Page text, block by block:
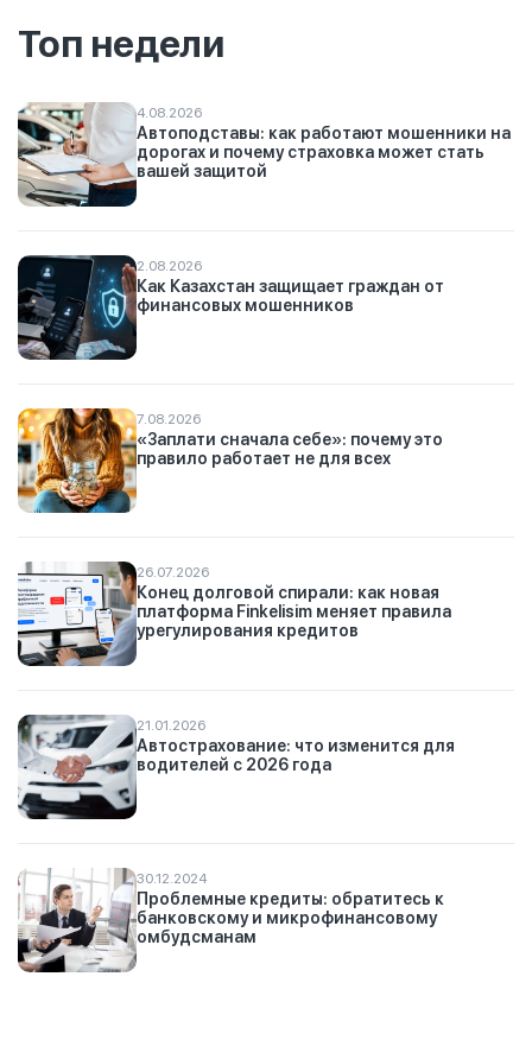
Топ недели
4.08.2026
Автоподставы: как работают мошенники на
дорогах и почему страховка может стать
вашей защитой
2.08.2026
Как Казахстан защищает граждан от
финансовых мошенников
7.08.2026
«Заплати сначала себе»: почему это
правило работает не для всех
26.07.2026
Конец долговой спирали: как новая
платформа Finkelisim меняет правила
урегулирования кредитов
21.01.2026
Автострахование: что изменится для
водителей с 2026 года
30.12.2024
Проблемные кредиты: обратитесь к
банковскому и микрофинансовому
омбудсманам